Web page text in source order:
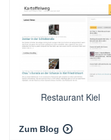
Restaurant Kiel
Zum Blog